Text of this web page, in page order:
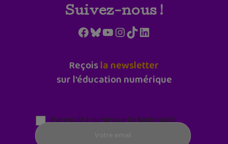
Suivez-nous !
Facebook
Bluesky
YouTube
Instagram
TikTokLinkedIn
Reçoisla newsletter
sur l'éducation numérique
Parentalité numérique (le lundi matin)